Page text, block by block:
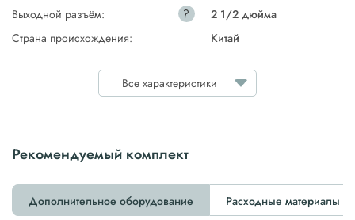
Выходной разъём:
?
2 1/2 дюйма
Страна происхождения:
Китай
Все характеристики
Рекомендуемый комплект
Дополнительное оборудование Расходные материалы